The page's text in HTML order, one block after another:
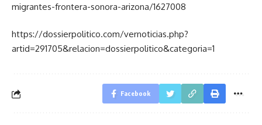
migrantes-frontera-sonora-arizona/1627008
https://dossierpolitico.com/vernoticias.php?
artid=291705&relacion=dossierpolitico&categoria=1
Facebook